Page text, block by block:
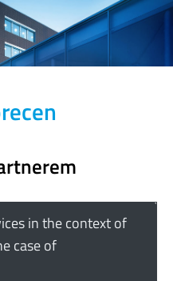
in the context of
case of